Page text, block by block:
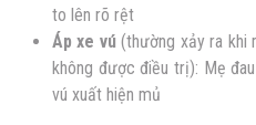
to lên rõ rệt
Áp xe vú (thường xảy ra khi
không được điều trị): Mẹ
vú xuất hiện mủ